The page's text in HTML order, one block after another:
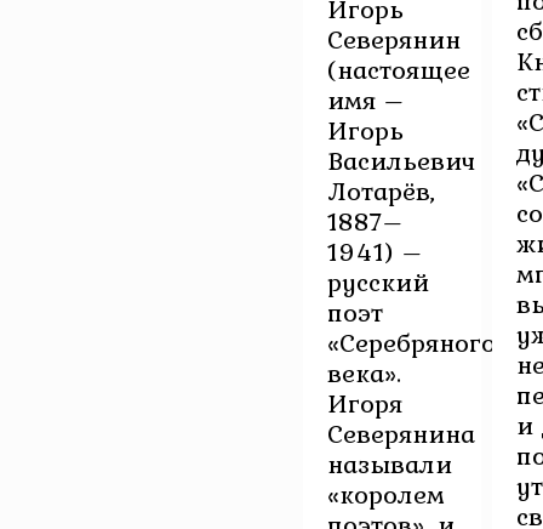
Игорь
Северянин
(настоящее
имя –
Игорь
Васильевич
Лотарёв,
1887–
1941) –
русский
поэт
«Серебряного
века».
Игоря
Северянина
называли
«королем
и